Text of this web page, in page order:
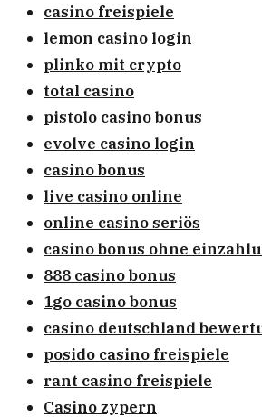
casino freispiele
lemon casino login
plinko mit crypto
total casino
pistolo casino bonus
evolve casino login
casino bonus
live casino online
online casino seriös
casino bonus ohne
888 casino bonus
1go casino bonus
casino deutschland
posido casino freispiele
rant casino freispiele
Casino zypern